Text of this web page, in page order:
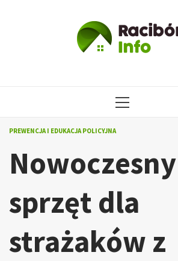
MENU
PREWENCJA I EDUKACJA POLICYJNA
Nowoczesny
sprzęt dla
strażaków z